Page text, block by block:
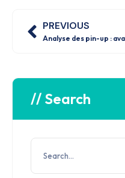
PREVIOUS
// Search